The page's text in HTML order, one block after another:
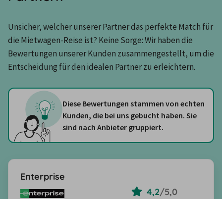
Unsicher, welcher unserer Partner das perfekte Match für
die Mietwagen-Reise ist? Keine Sorge: Wir haben die
Bewertungen unserer Kunden zusammengestellt, um die
Entscheidung für den idealen Partner zu erleichtern.
Diese Bewertungen stammen von echten
Kunden, die bei uns gebucht haben. Sie
sind nach Anbieter gruppiert.
Enterprise
4,2/5,0